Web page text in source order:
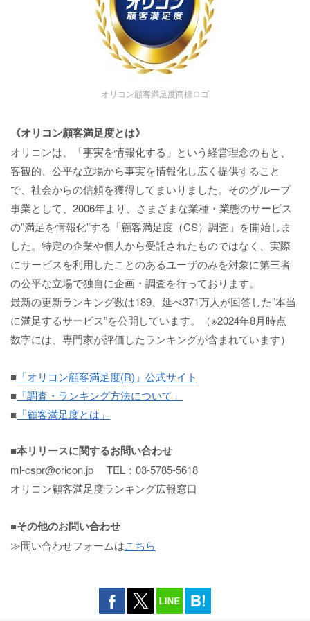
オリコン顧客満足度商標ロゴ
《オリコン顧客満足度とは》
オリコンは、「事実を情報化する」という経営理念のもと、
客観的、公平な立場から事実を情報化し広く提供すること
で、社会からの信頼を獲得してまいりました。そのグループ
事業として、2006年より、さまざまな業種・業態のサービス
の”満足を情報化”する「顧客満足度（CS）調査」を開始しま
した。特定の企業や個人から受託されたものではなく、実際
にサービスを利用したことのあるユーザのみを対象に第三者
の公平な立場で独自に企画・調査を行っております。
最新の更新ランキング数は189、延べ371万人が回答した”本当
に満足するサービス”を公開しています。（※2024年8月時点
数字には、専門家が評価したランキングが含まれています）
■ 「オリコン顧客満足度(R)」公式サイト
■ 「調査・ランキング方法について」
■ 「顧客満足度とは」
■本リリースに関するお問い合わせ
ml-cspr@oricon.jp TEL：03-5785-5618
オリコン顧客満足度ランキング広報窓口
■その他のお問い合わせ
≫問い合わせフォームはこちら